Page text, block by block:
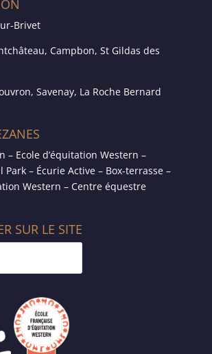
Brivet
Campbon, St Gildas des
Savenay, La Roche Bernard
– Ecole d’équitation Western –
– Écurie Active – Box-terrasse –
Western – Centre équestre
SUR LE SITE